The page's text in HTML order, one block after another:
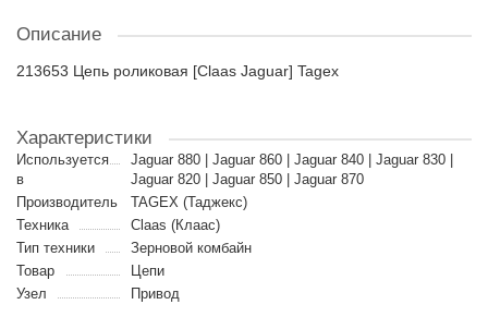
Описание
213653 Цепь роликовая [Claas Jaguar] Tagex
Характеристики
Используется
в
Jaguar 880 | Jaguar 860 | Jaguar 840 | Jaguar 830 |
Jaguar 820 | Jaguar 850 | Jaguar 870
Производитель
TAGEX (Таджекс)
Техника
Claas (Клаас)
Тип техники
Зерновой комбайн
Товар
Цепи
Узел
Привод